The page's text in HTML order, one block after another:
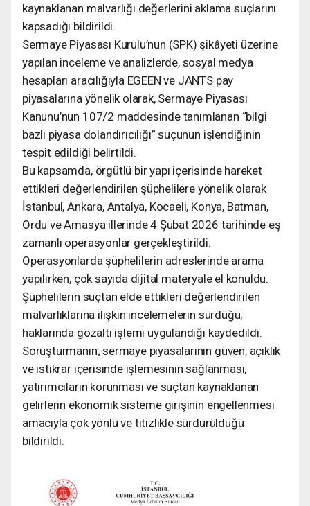
kaynaklanan malvarlığı değerlerini aklama suçlarını
kapsadığı bildirildi.
Sermaye Piyasası Kurulu’nun (SPK) şikâyeti üzerine
yapılan inceleme ve analizlerde, sosyal medya
hesapları aracılığıyla EGEEN ve JANTS pay
piyasalarına yönelik olarak, Sermaye Piyasası
Kanunu’nun 107/2 maddesinde tanımlanan “bilgi
bazlı piyasa dolandırıcılığı” suçunun işlendiğinin
tespit edildiği belirtildi.
Bu kapsamda, örgütlü bir yapı içerisinde hareket
ettikleri değerlendirilen şüphelilere yönelik olarak
İstanbul, Ankara, Antalya, Kocaeli, Konya, Batman,
Ordu ve Amasya illerinde 4 Şubat 2026 tarihinde eş
zamanlı operasyonlar gerçekleştirildi.
Operasyonlarda şüphelilerin adreslerinde arama
yapılırken, çok sayıda dijital materyale el konuldu.
Şüphelilerin suçtan elde ettikleri değerlendirilen
malvarlıklarına ilişkin incelemelerin sürdüğü,
haklarında gözaltı işlemi uygulandığı kaydedildi.
Soruşturmanın; sermaye piyasalarının güven, açıklık
ve istikrar içerisinde işlemesinin sağlanması,
yatırımcıların korunması ve suçtan kaynaklanan
gelirlerin ekonomik sisteme girişinin engellenmesi
amacıyla çok yönlü ve titizlikle sürdürüldüğü
bildirildi.